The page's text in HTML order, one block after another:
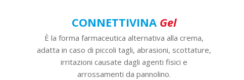
CONNETTIVINA Gel
È la forma farmaceutica alternativa alla crema,
adatta in caso di piccoli tagli, abrasioni, scottature,
irritazioni causate dagli agenti fisici e
arrossamenti da pannolino.